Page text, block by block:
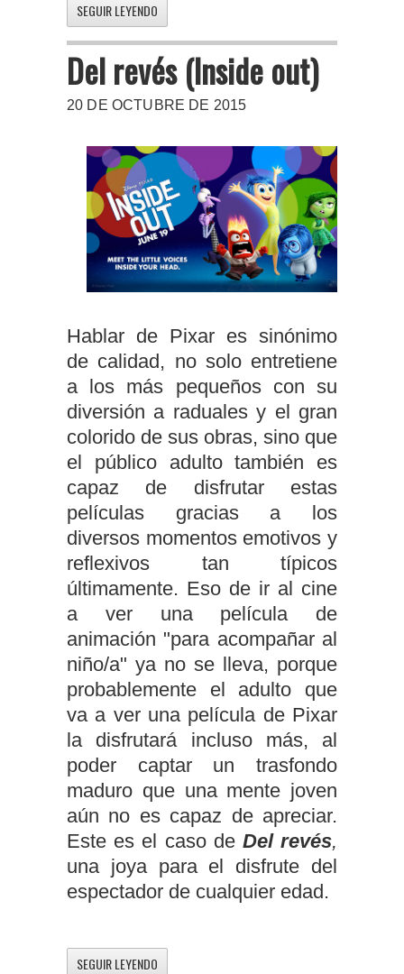
SEGUIR LEYENDO
Del revés (Inside out)
20 DE OCTUBRE DE 2015
Hablar de Pixar es sinónimo
de calidad, no solo entretiene
a los más pequeños con su
diversión a raduales y el gran
colorido de sus obras, sino que
el público adulto también es
capaz de disfrutar estas
películas gracias a los
diversos momentos emotivos y
reflexivos tan típicos
últimamente. Eso de ir al cine
a ver una película de
animación "para acompañar al
niño/a" ya no se lleva, porque
probablemente el adulto que
va a ver una película de Pixar
la disfrutará incluso más, al
poder captar un trasfondo
maduro que una mente joven
aún no es capaz de apreciar.
Este es el caso de Del revés,
una joya para el disfrute del
espectador de cualquier edad.
SEGUIR LEYENDO